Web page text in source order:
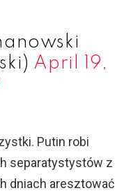
April 19,
Putin robi
separatystystów z
dniach aresztować